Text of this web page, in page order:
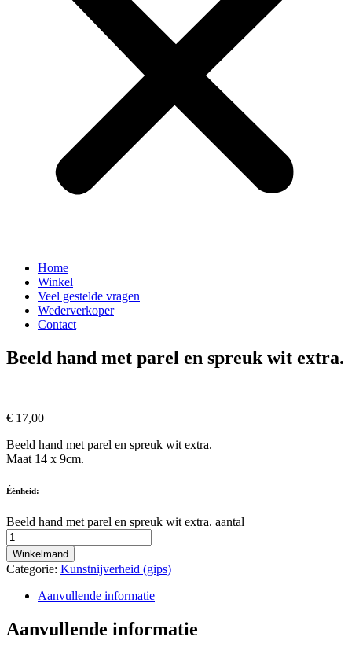
Home
Winkel
Veel gestelde vragen
Wederverkoper
Contact
Beeld hand met parel en spreuk wit extra.
€ 17,00
Beeld hand met parel en spreuk wit extra.
Maat 14 x 9cm.
Éénheid:
Beeld hand met parel en spreuk wit extra. aantal
Winkelmand
Categorie: Kunstnijverheid (gips)
Aanvullende informatie
Aanvullende informatie